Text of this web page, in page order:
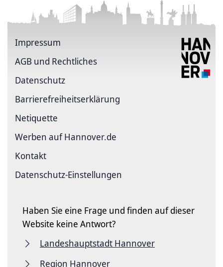
Impressum
AGB und Rechtliches
Datenschutz
Barriere­freiheits­erklärung
Netiquette
Werben auf Hannover.de
Kontakt
Datenschutz-Einstellungen
Haben Sie eine Frage und finden auf dieser
Website keine Antwort?
Landeshauptstadt Hannover
Region Hannover